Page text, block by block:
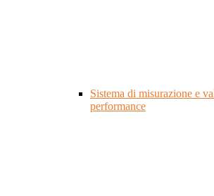
Sistema di misurazione e
performance